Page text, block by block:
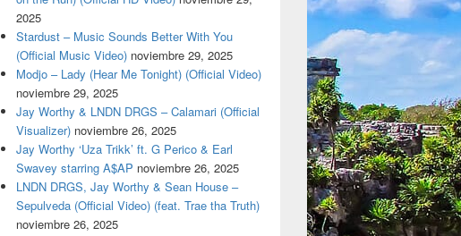
2025
Stardust – Music Sounds Better With You
(Official Music Video) noviembre 29, 2025
Modjo – Lady (Hear Me Tonight) (Official Video)
noviembre 29, 2025
Jay Worthy & LNDN DRGS – Calamari (Official
Visualizer) noviembre 26, 2025
Jay Worthy ‘Uza Trikk’ ft. G Perico & Earl
Swavey starring A$AP noviembre 26, 2025
LNDN DRGS, Jay Worthy & Sean House –
Sepulveda (Official Video) (feat. Trae tha Truth)
noviembre 26, 2025